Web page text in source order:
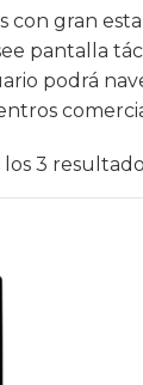
con gran
pantalla
podrá
3